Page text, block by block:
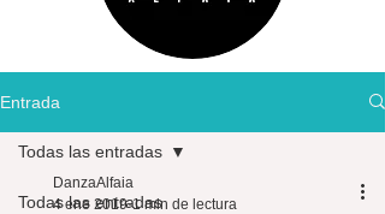
Entrada
Todas las entradas
Todas las entradas
DanzaAlfaia
4 ene 2019 1 min de lectura